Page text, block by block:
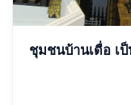
ชุมชนบ้านเดื่อ เ